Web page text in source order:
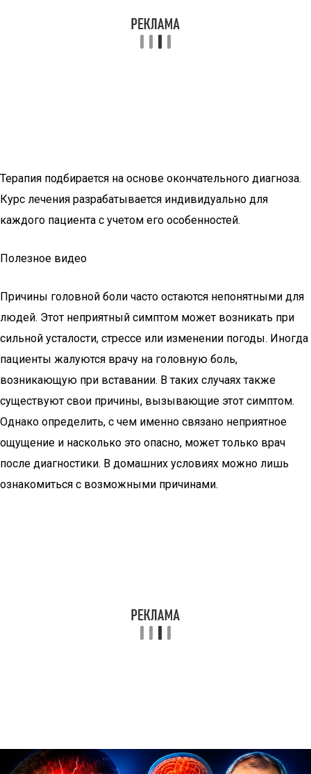
Терапия подбирается на основе окончательного диагноза.
Курс лечения разрабатывается индивидуально для
каждого пациента с учетом его особенностей.
Полезное видео
Причины головной боли часто остаются непонятными для
людей. Этот неприятный симптом может возникать при
сильной усталости, стрессе или изменении погоды. Иногда
пациенты жалуются врачу на головную боль,
возникающую при вставании. В таких случаях также
существуют свои причины, вызывающие этот симптом.
Однако определить, с чем именно связано неприятное
ощущение и насколько это опасно, может только врач
после диагностики. В домашних условиях можно лишь
ознакомиться с возможными причинами.